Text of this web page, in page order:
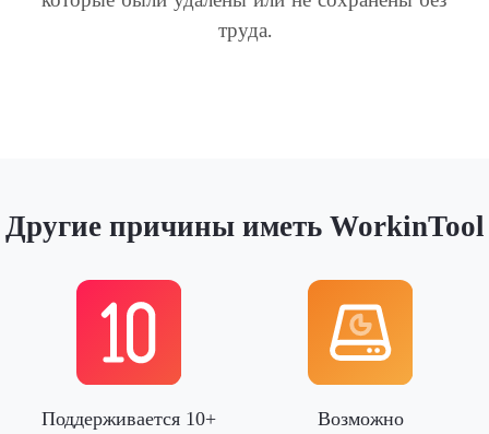
труда.
Другие причины иметь WorkinTool
Поддерживается 10+
Возможно